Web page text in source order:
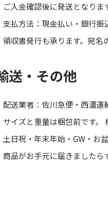
ご入金確認後に発送となりま
支払方法：現金払い・銀行振
領収書発行も承ります。宛
送・その他
配送業者：佐川急便・西濃運
サイズと重量は梱包前です。
土日祝・年末年始・GW・お
商品がお手元に届きました